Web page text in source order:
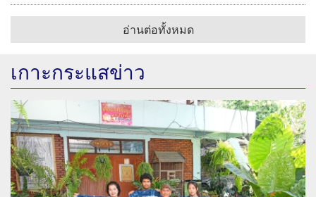
อ่านต่อทั้งหมด
เกาะกระแสข่าว